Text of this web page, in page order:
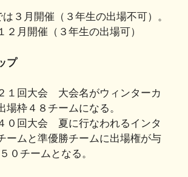
３月開催（３年生の出場不可）。
２月開催（３年生の出場可）
プ
１回大会 大会名がウィンターカ
場枠４８チームになる。
０回大会 夏に行なわれるインタ
ームと準優勝チームに出場権が与
０チームとなる。